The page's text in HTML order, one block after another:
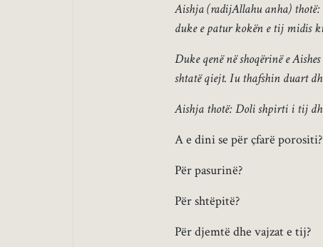
Aishja (radijAllahu anha)
duke e patur kokën e tij midis
Duke qenë në shoqërinë e
shtatë qiejt. Iu thafshin duart
Aishja thotë: Doli shpirti i tij
A e dini se për çfarë porositi?
Për pasurinë?
Për shtëpitë?
Për djemtë dhe vajzat e tij?